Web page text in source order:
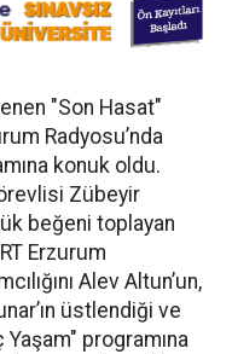
"Son Hasat"
Radyosu’nda
konuk oldu.
Zübeyir
beğeni toplayan
Erzurum
Alev Altun’un,
üstlendiği ve
programına